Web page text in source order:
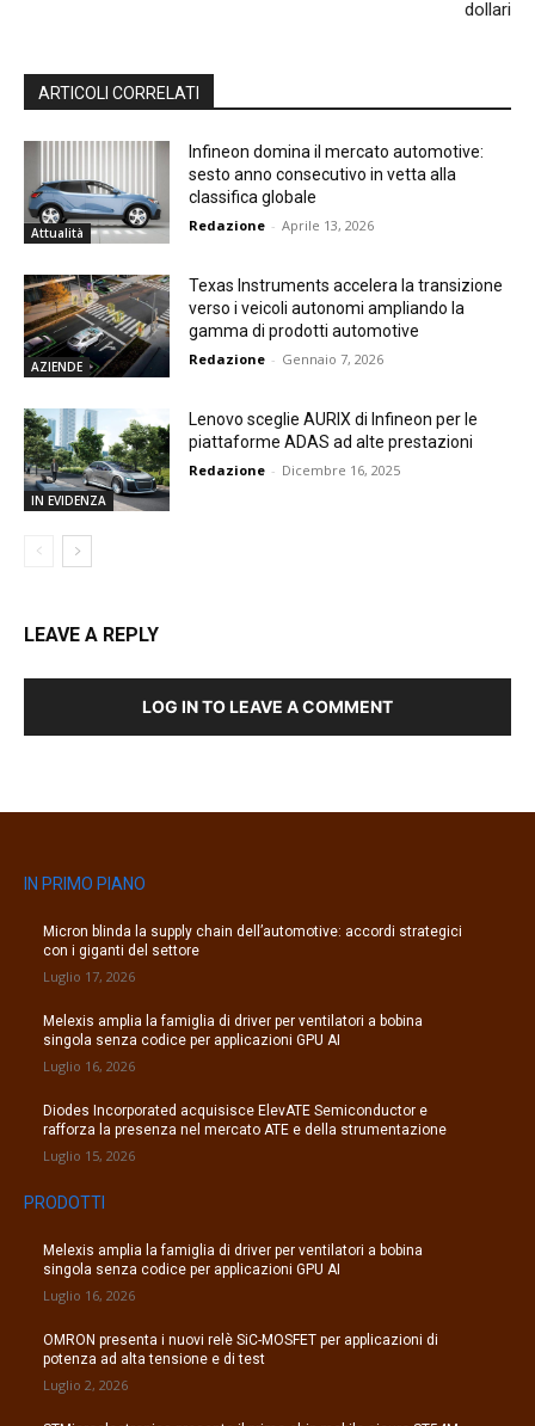
dollari
ARTICOLI CORRELATI
Attualità
Infineon domina il mercato automotive:
sesto anno consecutivo in vetta alla
classifica globale
Redazione - Aprile 13, 2026
AZIENDE
Texas Instruments accelera la transizione
verso i veicoli autonomi ampliando la
gamma di prodotti automotive
Redazione - Gennaio 7, 2026
IN EVIDENZA
Lenovo sceglie AURIX di Infineon per le
piattaforme ADAS ad alte prestazioni
Redazione - Dicembre 16, 2025
LEAVE A REPLY
LOG IN TO LEAVE A COMMENT
IN PRIMO PIANO
Micron blinda la supply chain dell’automotive: accordi strategici
con i giganti del settore
Luglio 17, 2026
Melexis amplia la famiglia di driver per ventilatori a bobina
singola senza codice per applicazioni GPU AI
Luglio 16, 2026
Diodes Incorporated acquisisce ElevATE Semiconductor e
rafforza la presenza nel mercato ATE e della strumentazione
Luglio 15, 2026
PRODOTTI
Melexis amplia la famiglia di driver per ventilatori a bobina
singola senza codice per applicazioni GPU AI
Luglio 16, 2026
OMRON presenta i nuovi relè SiC-MOSFET per applicazioni di
potenza ad alta tensione e di test
Luglio 2, 2026